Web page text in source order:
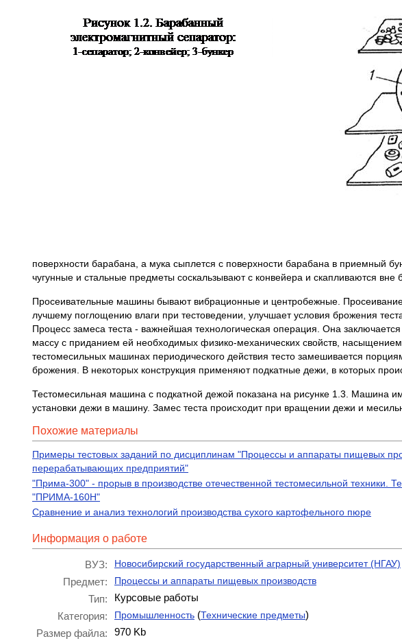
поверхности барабана, а мука сыплется с поверхности барабана в приемный
чугунные и стальные предметы соскальзывают с конвейера и скапливаются вне
Просеивательные машины бывают вибрационные и центробежные.
лучшему поглощению влаги при тестоведении, улучшает условия брожения
Процесс замеса теста - важнейшая технологическая операция. Она
массу с приданием ей необходимых физико-механических свойств,
тестомесильных машинах периодического действия тесто замешивается
брожения. В некоторых конструкция применяют подкатные дежи, в которых
Тестомесильная машина с подкатной дежой показана на рисунке 1.3. Машина
установки дежи в машину. Замес теста происходит при вращении дежи и
Похожие материалы
Примеры тестовых заданий по дисциплинам "Процессы и аппараты пищевых
перерабатывающих предприятий"
"Прима-300" - прорыв в производстве отечественной тестомесильной
"ПРИМА-160Н"
Сравнение и анализ технологий производства сухого картофельного пюре
Информация о работе
ВУЗ: Новосибирский государственный аграрный университет (НГАУ)
Предмет: Процессы и аппараты пищевых производств
Тип:
Курсовые работы
Категория:
Промышленность (Технические предметы)
Размер файла:
970 Kb